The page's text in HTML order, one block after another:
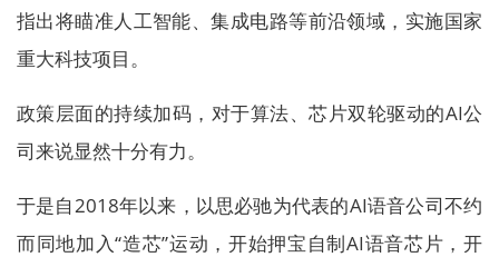
指出将瞄准人工智能、集成电路等前沿领域，实施国家
重大科技项目。
政策层面的持续加码，对于算法、芯片双轮驱动的AI公
司来说显然十分有力。
于是自2018年以来，以思必驰为代表的AI语音公司不约
而同地加入“造芯”运动，开始押宝自制AI语音芯片，开